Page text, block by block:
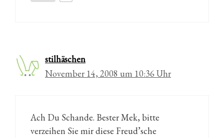
stilhäschen
November 14, 2008 um 10:36 Uhr
Ach Du Schande. Bester Mek, bitte
verzeihen Sie mir diese Freud’sche